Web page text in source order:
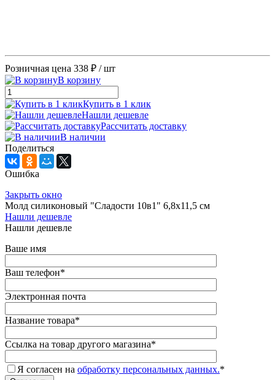
Розничная цена 338 ₽ / шт
В корзину
Купить в 1 клик
Нашли дешевле
Рассчитать доставку
В наличии
Поделиться
Ошибка
Закрыть окно
Молд силиконовый "Сладости 10в1" 6,8х11,5 см
Нашли дешевле
Нашли дешевле
Ваше имя
Ваш телефон*
Электронная почта
Название товара*
Ссылка на товар другого магазина*
Я согласен на обработку персональных данных.*